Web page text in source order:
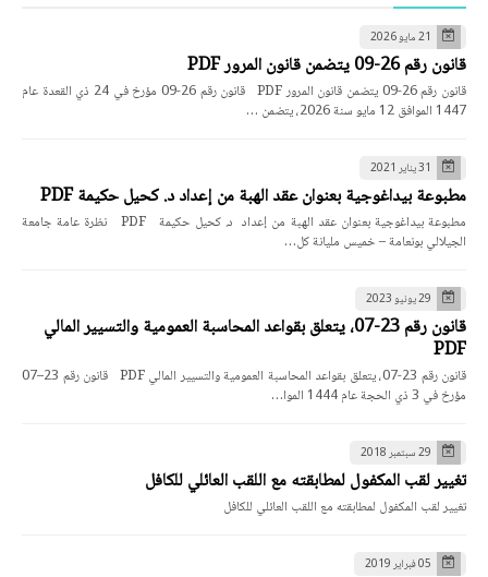
21 مايو 2026
قانون رقم 26-09 يتضمن قانون المرور PDF
قانون رقم 26-09 يتضمن قانون المرور PDF قانون رقم 26-09 مؤرخ في 24 ذي القعدة عام
1447 الموافق 12 مايو سنة 2026، يتضمن …
31 يناير 2021
مطبوعة بيداغوجية بعنوان عقد الهبة من إعداد د. كحيل حكيمة PDF
مطبوعة بيداغوجية بعنوان عقد الهبة من إعداد د. كحيل حكيمة PDF نظرة عامة جامعة
الجيلالي بونعامة – خميس مليانة كل…
29 يونيو 2023
قانون رقم 23-07، يتعلق بقواعد المحاسبة العمومية والتسيير المالي
PDF
قانون رقم 23-07، يتعلق بقواعد المحاسبة العمومية والتسيير المالي PDF قانون رقم 23–07
مؤرخ في 3 ذي الحجة عام 1444 الموا…
29 سبتمبر 2018
تغيير لقب المكفول لمطابقته مع اللقب العائلي للكافل
تغيير لقب المكفول لمطابقته مع اللقب العائلي للكافل
05 فبراير 2019